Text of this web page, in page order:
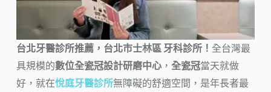
台北牙醫診所推薦，台北市士林區 牙科診所！ 全台灣最
具規模的數位全瓷冠設計研磨中心， 全瓷冠當天就做
好，就在悅庭牙醫診所無障礙的舒適空間，是年長者最